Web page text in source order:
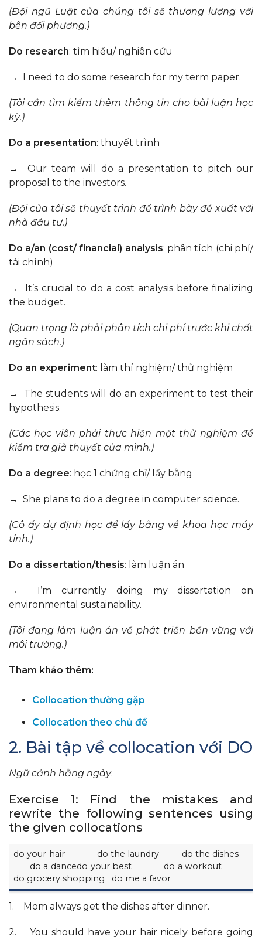
(Đội ngũ Luật của chúng tôi sẽ thương lượng với
bên đối phương.)
Do research: tìm hiểu/ nghiên cứu
→ I need to do some research for my term paper.
(Tôi cần tìm kiếm thêm thông tin cho bài luận học
kỳ.)
Do a presentation: thuyết trình
→ Our team will do a presentation to pitch our
proposal to the investors.
(Đội của tôi sẽ thuyết trình để trình bày đề xuất với
nhà đầu tư.)
Do a/an (cost/ financial) analysis: phân tích (chi phí/
tài chính)
→ It’s crucial to do a cost analysis before finalizing
the budget.
(Quan trọng là phảiphân tích chi phítrước khi chốt
ngân sách.)
Do an experiment: làm thí nghiệm/ thử nghiệm
→ The students will do an experiment to test their
hypothesis.
(Các học viên phải thực hiện một thử nghiệm để
kiểm tra giả thuyết của mình.)
Do a degree: học 1 chứng chỉ/ lấy bằng
→ She plans to do a degree in computer science.
(Cô ấy dự định học để lấy bằng về khoa học máy
tính.)
Do a dissertation/thesis: làm luận án
→ I’m currently doing my dissertation on
environmental sustainability.
(Tôi đang làm luận án về phát triển bền vững với
môi trường.)
Tham khảo thêm:
Collocation thường gặp
Collocation theo chủ đề
2. Bài tập về collocation với DO
Ngữ cảnh hằng ngày:
Exercise 1: Find the mistakes and
rewrite the following sentences using
the given collocations
do your hair do the laundry do the dishes
do a dancedo your best do a workout
do grocery shopping do me a favor
1. Mom always get the dishes after dinner.
2. You should have your hair nicely before going